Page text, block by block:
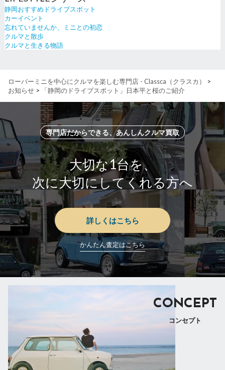
静岡おすすめドライブスポット
カーイベント
忘れていませんか、ミニとの初恋
クルマと散歩
クルマと生きる物語
ローバーミニを中心にクルマを楽しむ専門店 - Classca（クラスカ）
>
お知らせ > 「静岡のドライブスポット」日本平と桜のご紹介
専門店だからできる、あんしんクルマ買取
大切な1台を、
次に大切にしてくれる方へ
詳しくはこちら
かんたん査定はこちら
CONCEPT
コンセプト